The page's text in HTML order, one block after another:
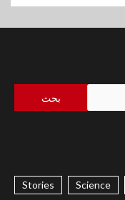
Science
Stories